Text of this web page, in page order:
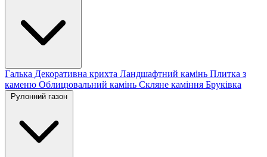
Галька Декоративна крихта Ландшафтний камінь Плитка з
каменю Облицювальний камінь Скляне каміння Бруківка
Рулонний газон